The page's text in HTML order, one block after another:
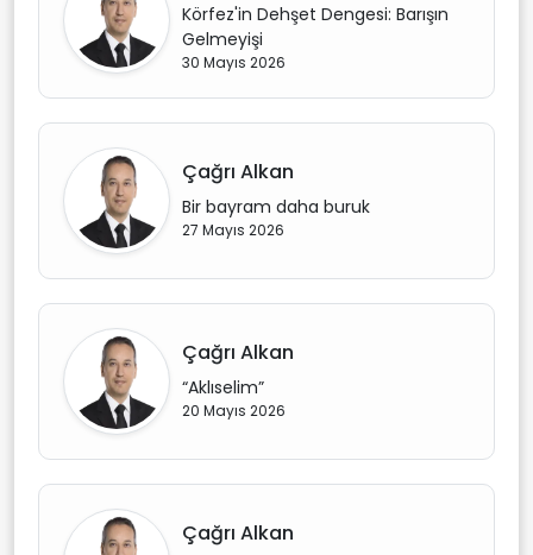
Körfez'in Dehşet Dengesi: Barışın
Gelmeyişi
30 Mayıs 2026
Çağrı Alkan
Bir bayram daha buruk
27 Mayıs 2026
Çağrı Alkan
“Aklıselim”
20 Mayıs 2026
Çağrı Alkan